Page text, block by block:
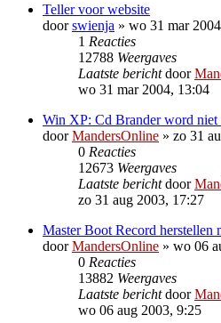
Teller voor website
doorswienja » wo 31 mar
1 Reacties
12788 Weergaves
Laatste berichtdoor
wo 31 mar 2004, 13:04
Win XP: Cd Brander word niet
doorMandersOnline » zo 31
0 Reacties
12673 Weergaves
Laatste berichtdoor
zo 31 aug 2003, 17:27
Master Boot Record herstellen
doorMandersOnline » wo 06
0 Reacties
13882 Weergaves
Laatste berichtdoor
wo 06 aug 2003, 9:25